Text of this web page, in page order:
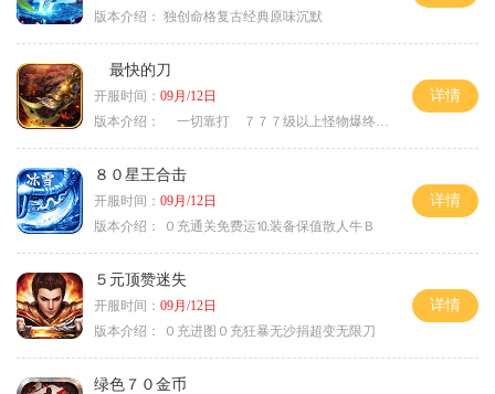
版本介绍： 独创命格复古经典原味沉默
最快的刀
开服时间： 09月/12日
版本介绍：
一切靠打 ７７７级以上怪物爆终极
详情
８０星王合击
开服时间： 09月/12日
版本介绍：
０充通关免费运⒑装备保值散人牛Ｂ
详情
５元顶赞迷失
开服时间： 09月/12日
版本介绍：
０充进图０充狂暴无沙捐超变无限刀
详情
绿色７０金币